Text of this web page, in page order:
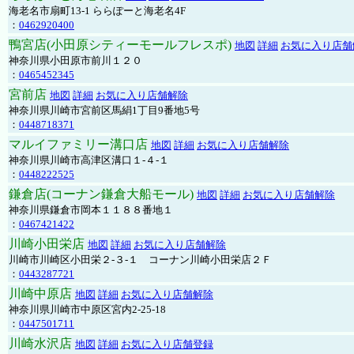
海老名市扇町13-1 ららぽーと海老名4F
： 0462920400
鴨宮店(小田原シティーモールフレスポ) 地図 詳細 お気に入り店
神奈川県小田原市前川１２０
： 0465452345
宮前店 地図 詳細 お気に入り店舗解除
神奈川県川崎市宮前区馬絹1丁目9番地5号
： 0448718371
マルイファミリー溝口店 地図 詳細 お気に入り店舗解除
神奈川県川崎市高津区溝口１-４-１
： 0448222525
鎌倉店(コーナン鎌倉大船モール) 地図 詳細 お気に入り店舗解除
神奈川県鎌倉市岡本１１８８番地１
： 0467421422
川崎小田栄店 地図 詳細 お気に入り店舗解除
川崎市川崎区小田栄２‐３‐１ コーナン川崎小田栄店２Ｆ
： 0443287721
川崎中原店 地図 詳細 お気に入り店舗解除
神奈川県川崎市中原区宮内2-25-18
： 0447501711
川崎水沢店 地図 詳細 お気に入り店舗登録